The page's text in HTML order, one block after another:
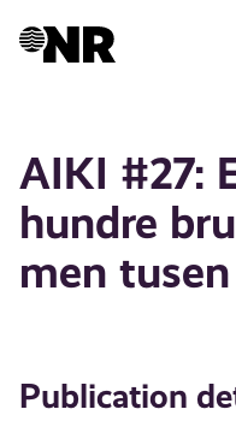
AIKI #27:
hundre
men
Publication